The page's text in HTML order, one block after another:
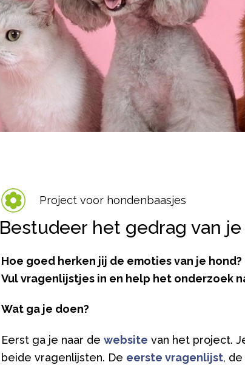
Project voor hondenbaasjes
Bestudeer het gedrag van
Hoe goed herken jij de emoties van je
Vul vragenlijstjes in en help het onderzoek
Wat ga je doen?
Eerst ga je naar de website van het project.
beide vragenlijsten. De eerste vragenlijst,